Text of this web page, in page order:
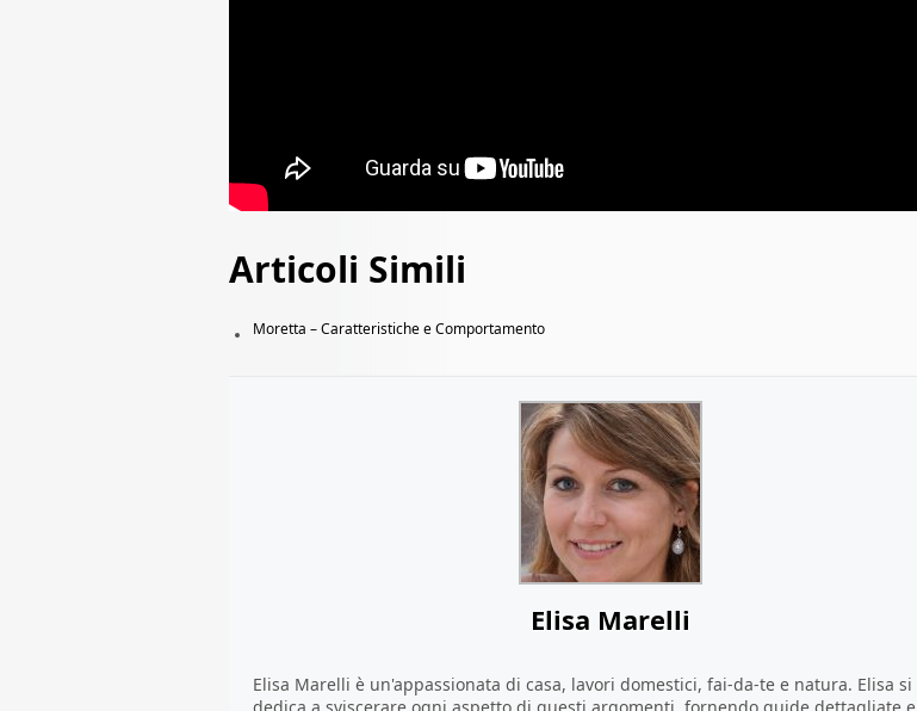
Articoli Simili
Moretta – Caratteristiche e Comportamento
Elisa Marelli
Elisa Marelli è un'appassionata di casa, lavori domestici, fai-da-te e natura. Elisa si